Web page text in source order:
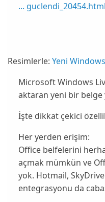
... guclendi_20454.html
Resimlerle: Yeni
Microsoft Windows
aktaran yeni bir belge
İşte dikkat çekici
Her yerden erişim:
Office belfelerini
açmak mümkün ve
yok. Hotmail,
entegrasyonu da